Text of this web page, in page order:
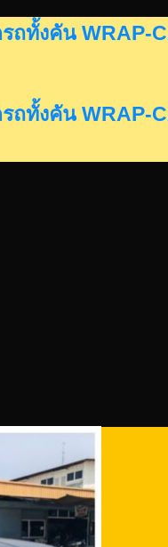
ถทั้งคัน WRAP-
ถทั้งคัน WRAP-